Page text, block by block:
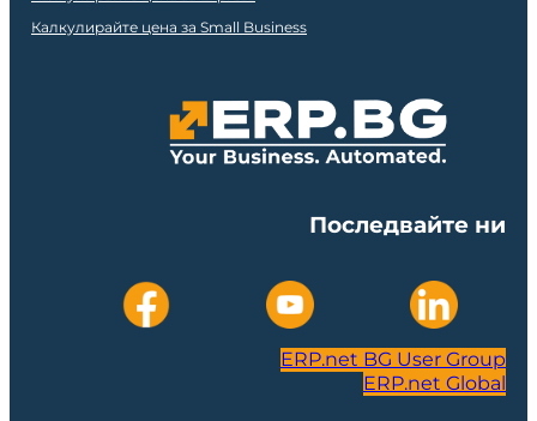
Калкулирайте цена за Small Business
Последвайте ни
ERP.net BG User Group
ERP.net Global